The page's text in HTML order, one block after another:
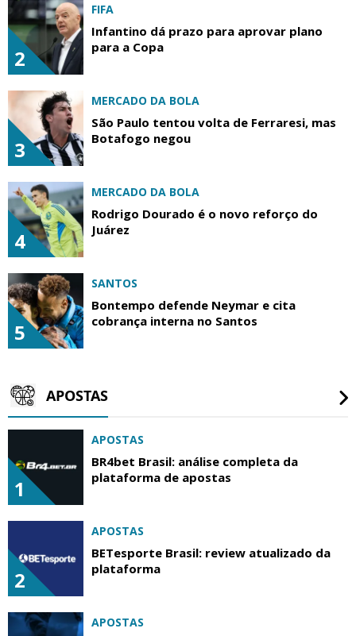
2
FIFA
Infantino dá prazo para aprovar plano
para a Copa
3
MERCADO DA BOLA
São Paulo tentou volta de Ferraresi, mas
Botafogo negou
4
MERCADO DA BOLA
Rodrigo Dourado é o novo reforço do
Juárez
5
SANTOS
Bontempo defende Neymar e cita
cobrança interna no Santos
APOSTAS
1
APOSTAS
BR4bet Brasil: análise completa da
plataforma de apostas
2
APOSTAS
BETesporte Brasil: review atualizado da
plataforma
APOSTAS